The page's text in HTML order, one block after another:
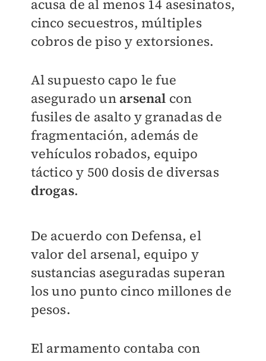
acusa de al menos 14 asesinatos,
cinco secuestros, múltiples
cobros de piso y extorsiones.
Al supuesto capo le fue
asegurado un arsenal con
fusiles de asalto y granadas de
fragmentación, además de
vehículos robados, equipo
táctico y 500 dosis de diversas
drogas.
De acuerdo con Defensa, el
valor del arsenal, equipo y
sustancias aseguradas superan
los uno punto cinco millones de
pesos.
El armamento contaba con